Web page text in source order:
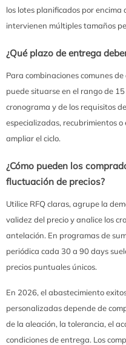
los lotes planificados por
intervienen múltiples tamaños
¿Qué plazo de entrega
Para combinaciones comunes
puede situarse en el rango de
cronograma y de los requisitos
especializadas, recubrimientos
ampliar el ciclo.
¿Cómo pueden los
fluctuación de precios?
Utilice RFQ claras, agrupe la
validez del precio y analice los
antelación. En programas de
periódica cada 30 a 90 days
precios puntuales únicos.
En 2026, el abastecimiento
personalizadas depende de
de la aleación, la tolerancia, el
condiciones de entrega. Los